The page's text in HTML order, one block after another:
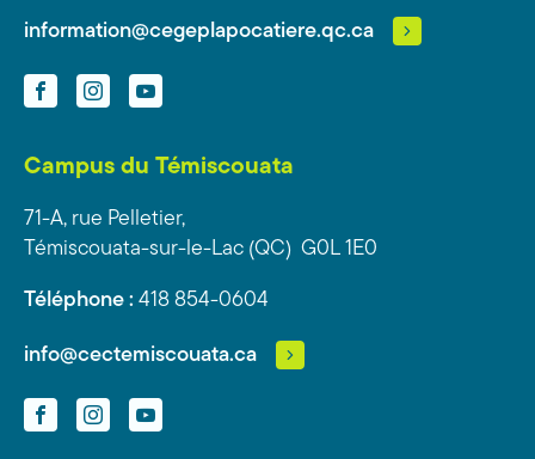
information@cegeplapocatiere.qc.ca
FacebookInstagramYouTube
Campus du Témiscouata
71-A, rue Pelletier,
Témiscouata-sur-le-Lac (QC) G0L 1E0
Téléphone : 418 854-0604
info@cectemiscouata.ca
FacebookInstagramYouTube